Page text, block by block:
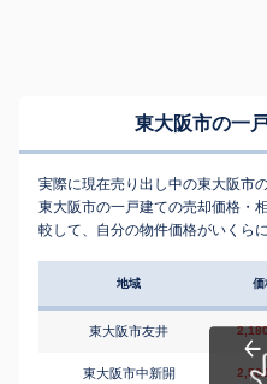
東大阪市の一
実際に現在売り出し中の東大阪市
東大阪市の一戸建ての売却価格・
較して、自分の物件価格がいくら
地域 価
東大阪市友井
東大阪市中新開 2,580